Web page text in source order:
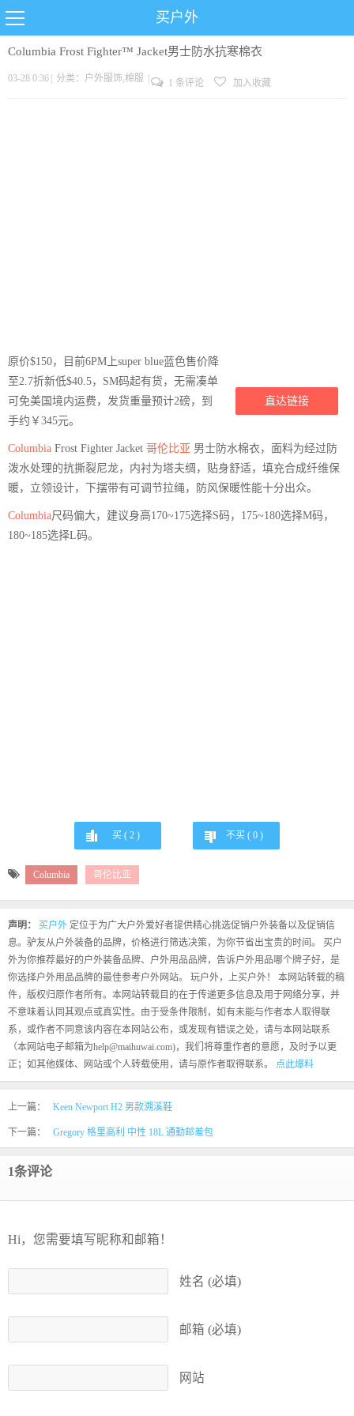
买户外
Columbia Frost Fighter™ Jacket男士防水抗寒棉衣
03-28 0:36 分类： 户外服饰,棉服 1 条评论 加入收藏
直达链接
原价$150，目前6PM上super blue蓝色售价降
至2.7折新低$40.5，SM码起有货，无需凑单
可免美国境内运费，发货重量预计2磅，到
手约￥345元。
Columbia Frost Fighter Jacket 哥伦比亚 男士防水棉衣，面料为经过防
泼水处理的抗撕裂尼龙，内衬为塔夫绸，贴身舒适，填充合成纤维保
暖，立领设计，下摆带有可调节拉绳，防风保暖性能十分出众。
Columbia尺码偏大，建议身高170~175选择S码，175~180选择M码，
180~185选择L码。
买 ( 2) 不买 ( 0)
Columbia 哥伦比亚
声明： 买户外 定位于为广大户外爱好者提供精心挑选促销户外装备以及促销信
息。驴友从户外装备的品牌，价格进行筛选决策，为你节省出宝贵的时间。 买户
外为你推荐最好的户外装备品牌、户外用品品牌，告诉户外用品哪个牌子好，是
你选择户外用品品牌的最佳参考户外网站。 玩户外，上买户外！ 本网站转载的稿
件，版权归原作者所有。本网站转载目的在于传递更多信息及用于网络分享，并
不意味着认同其观点或真实性。由于受条件限制，如有未能与作者本人取得联
系，或作者不同意该内容在本网站公布，或发现有错误之处，请与本网站联系
（本网站电子邮箱为help@maihuwai.com)，我们将尊重作者的意愿，及时予以更
正；如其他媒体、网站或个人转载使用，请与原作者取得联系。 点此爆料
上一篇： Keen Newport H2 男款溯溪鞋
下一篇： Gregory 格里高利 中性 18L 通勤邮差包
1条评论
Hi，您需要填写昵称和邮箱！
姓名 (必填)
邮箱 (必填)
网站